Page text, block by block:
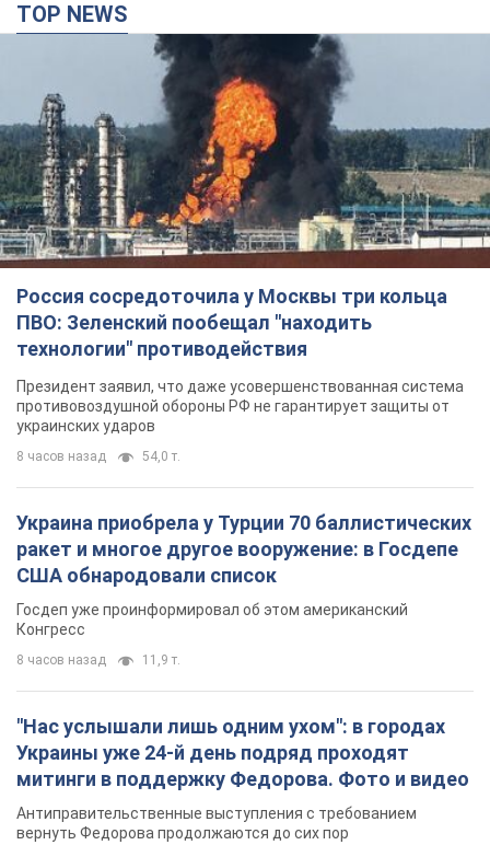
TOP NEWS
Россия сосредоточила у Москвы три кольца
ПВО: Зеленский пообещал "находить
технологии" противодействия
Президент заявил, что даже усовершенствованная система
противовоздушной обороны РФ не гарантирует защиты от
украинских ударов
8 часов назад 54,0 т.
Украина приобрела у Турции 70 баллистических
ракет и многое другое вооружение: в Госдепе
США обнародовали список
Госдеп уже проинформировал об этом американский
Конгресс
8 часов назад 11,9 т.
"Нас услышали лишь одним ухом": в городах
Украины уже 24-й день подряд проходят
митинги в поддержку Федорова. Фото и видео
Антиправительственные выступления с требованием
вернуть Федорова продолжаются до сих пор